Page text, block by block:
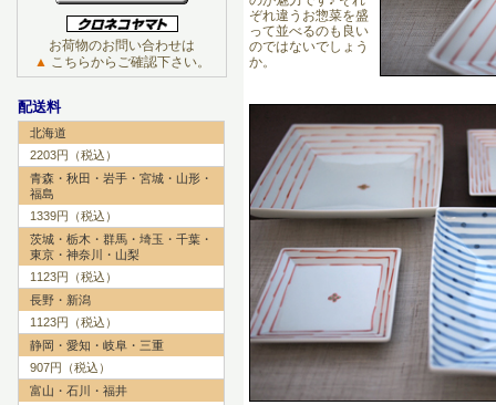
ぞれ違うお惣菜を盛
って並べるのも良い
のではないでしょう
か。
お荷物のお問い合わせは
▲ こちらからご確認下さい。
配送料
北海道
2203円（税込）
青森・秋田・岩手・宮城・山形・
福島
1339円（税込）
茨城・栃木・群馬・埼玉・千葉・
東京・神奈川・山梨
1123円（税込）
長野・新潟
1123円（税込）
静岡・愛知・岐阜・三重
907円（税込）
富山・石川・福井